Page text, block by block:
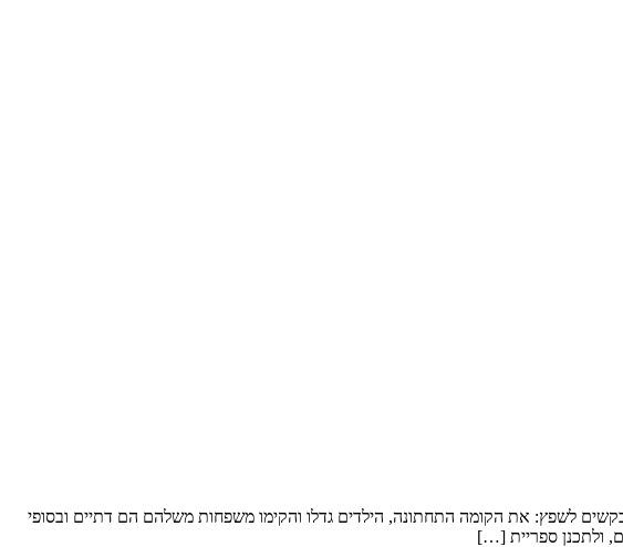
את 4 הילדים ובני משפחותיהם כל סופ”ש. שטח הדירה: כ- 250 מ”ר וחצר “פטיו” מבקשים לשפץ: את הקומה התחתונה, הילדים גדלו והקימו משפחות משלהם הם דתיים ובסופי
ולתכנן ספריית […]